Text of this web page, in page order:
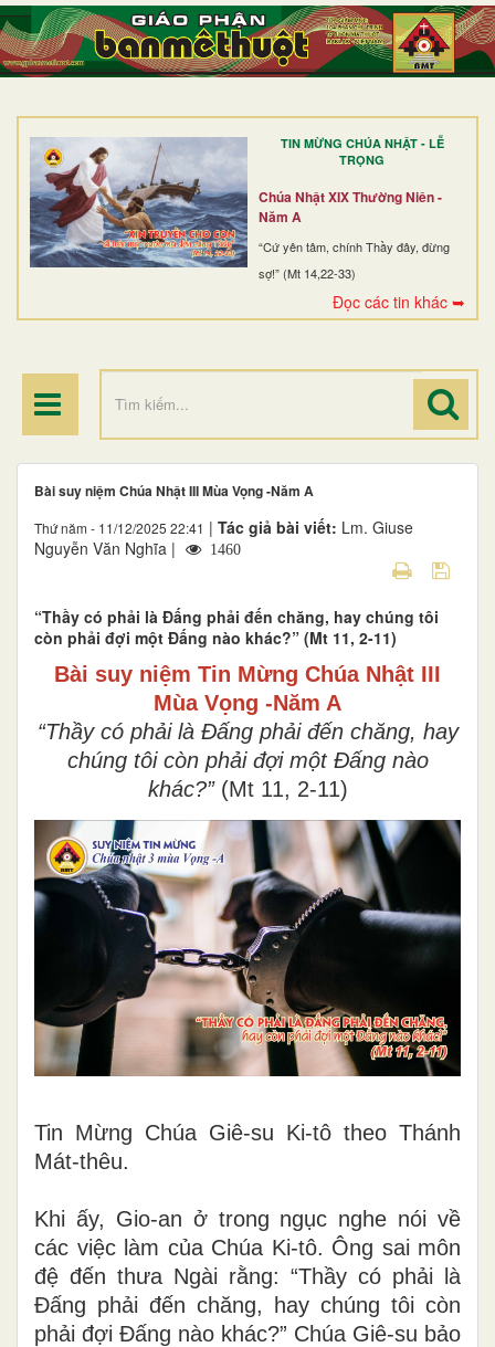
TIN MỪNG CHÚA NHẬT - LỄ
TRỌNG
Chúa Nhật XIX Thường Niên -
Năm A
“Cứ yên tâm, chính Thầy đây, đừng
sợ!” (Mt 14,22-33)
Đọc các tin khác ➥
TRANG NHẤT
GIỚI THIỆU
DÒNG TU
BAN MỤC VỤ
ĐOÀN THỂ CG
ĐIỂM HÀNH HƯƠNG
Bài suy niệm Chúa Nhật III Mùa Vọng -Năm A
Thứ năm - 11/12/2025 22:41 | Tác giả bài viết: Lm. Giuse
Nguyễn Văn Nghĩa |
1460
“Thầy có phải là Ðấng phải đến chăng, hay chúng tôi
còn phải đợi một Ðấng nào khác?” (Mt 11, 2-11)
Bài suy niệm Tin Mừng Chúa Nhật III
Mùa Vọng -Năm A
“Thầy có phải là Ðấng phải đến chăng, hay
chúng tôi còn phải đợi một Ðấng nào
khác?”(Mt 11, 2-11)
Tin Mừng Chúa Giê-su Ki-tô theo Thánh
Mát-thêu.
Khi ấy, Gio-an ở trong ngục nghe nói về
các việc làm của Chúa Ki-tô. Ông sai môn
đệ đến thưa Ngài rằng: “Thầy có phải là
Ðấng phải đến chăng, hay chúng tôi còn
phải đợi Ðấng nào khác?” Chúa Giê-su bảo